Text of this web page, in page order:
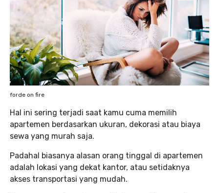
forde on fire
Hal ini sering terjadi saat kamu cuma memilih
apartemen berdasarkan ukuran, dekorasi atau biaya
sewa yang murah saja.
Padahal biasanya alasan orang tinggal di apartemen
adalah lokasi yang dekat kantor, atau setidaknya
akses transportasi yang mudah.